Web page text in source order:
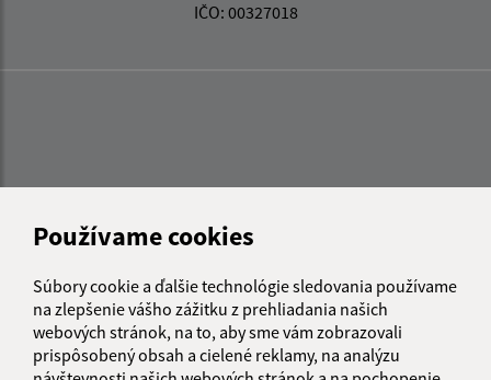
Používame cookies
Súbory cookie a ďalšie technológie sledovania používame
na zlepšenie vášho zážitku z prehliadania našich
webových stránok, na to, aby sme vám zobrazovali
prispôsobený obsah a cielené reklamy, na analýzu
IČO: 00327018